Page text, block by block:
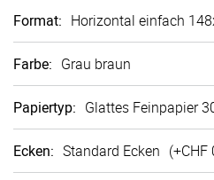
Format: Horizontal einfach
Farbe: Grau braun
Papiertyp: Glattes Fein­papier
Ecken: Standard Ecken (+CHF